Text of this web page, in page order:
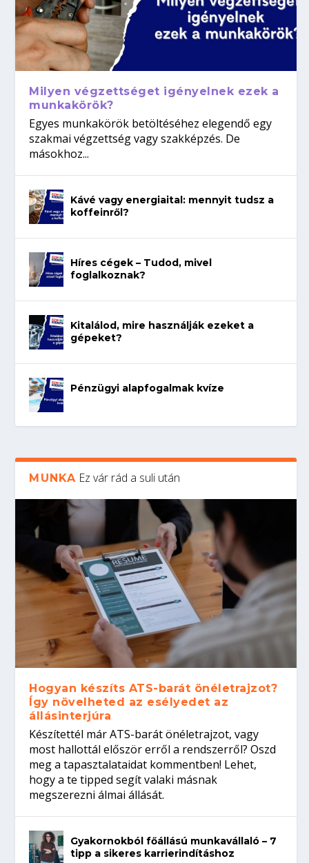
Milyen végzettséget igényelnek ezek a
munkakörök?
Egyes munkakörök betöltéséhez elegendő egy
szakmai végzettség vagy szakképzés. De
másokhoz...
Kávé vagy energiaital: mennyit tudsz a
koffeinről?
Híres cégek – Tudod, mivel
foglalkoznak?
Kitalálod, mire használják ezeket a
gépeket?
Pénzügyi alapfogalmak kvíze
MUNKA Ez vár rád a suli után
Hogyan készíts ATS-barát önéletrajzot?
Így növelheted az esélyedet az
állásinterjúra
Készítettél már ATS-barát önéletrajzot, vagy
most hallottál először erről a rendszerről? Oszd
meg a tapasztalataidat kommentben! Lehet,
hogy a te tipped segít valaki másnak
megszerezni álmai állását.
Gyakornokból főállású munkavállaló – 7
tipp a sikeres karrierindításhoz